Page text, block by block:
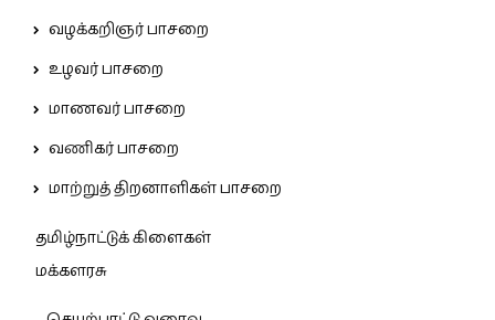
வழக்கறிஞர் பாசறை
உழவர் பாசறை
மாணவர் பாசறை
வணிகர் பாசறை
மாற்றுத் திறனாளிகள் பாசறை
தமிழ்நாட்டுக் கிளைகள்
மக்களரசு